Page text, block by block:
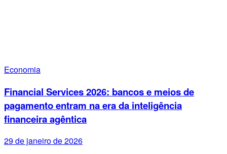
Economia
Financial Services 2026: bancos e meios de
pagamento entram na era da inteligência
financeira agêntica
29 de janeiro de 2026